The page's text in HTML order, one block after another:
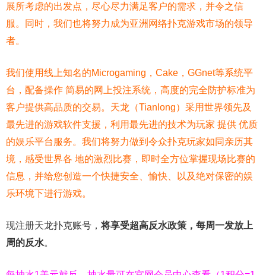
展所考虑的出发点，尽心尽力满足客户的需求，并令之信
服。同时，我们也将努力成为亚洲网络扑克游戏市场的领导
者。
我们使用线上知名的Microgaming，Cake，GGnet等系统平
台，配备操作 简易的网上投注系统，高度的完全防护标准为
客户提供高品质的交易。天龙（Tianlong）采用世界领先及
最先进的游戏软件支援，利用最先进的技术为玩家 提供 优质
的娱乐平台服务。我们将努力做到令众扑克玩家如同亲历其
境，感受世界各 地的激烈比赛，即时全方位掌握现场比赛的
信息，并给您创造一个快捷安全、愉快、以及绝对保密的娱
乐环境下进行游戏。
现注册天龙扑克账号，将享受超高反水政策，每周一发放上
周的反水。